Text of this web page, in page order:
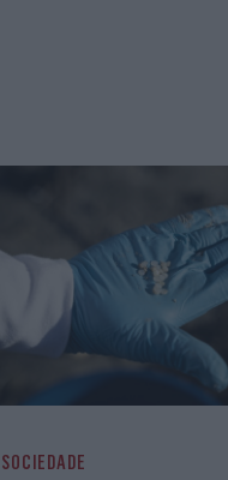
SOCIEDADE